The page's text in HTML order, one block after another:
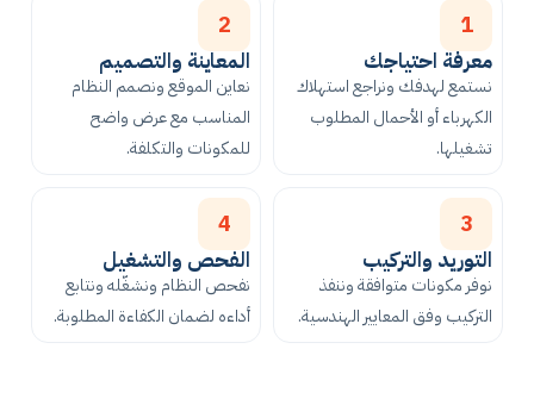
1
معرفة احتياجك
نستمع لهدفك ونراجع استهلاك
الكهرباء أو الأحمال المطلوب
تشغيلها.
2
المعاينة والتصميم
نعاين الموقع ونصمم النظام
المناسب مع عرض واضح
للمكونات والتكلفة.
3
التوريد والتركيب
نوفر مكونات متوافقة وننفذ
التركيب وفق المعايير الهندسية.
4
الفحص والتشغيل
نفحص النظام ونشغّله ونتابع
أداءه لضمان الكفاءة المطلوبة.